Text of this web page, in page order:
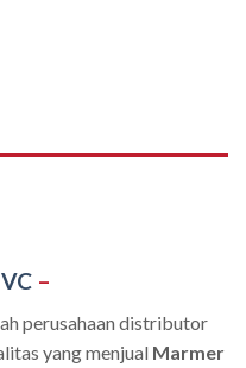
–
perusahaan distributor
yang menjual Marmer